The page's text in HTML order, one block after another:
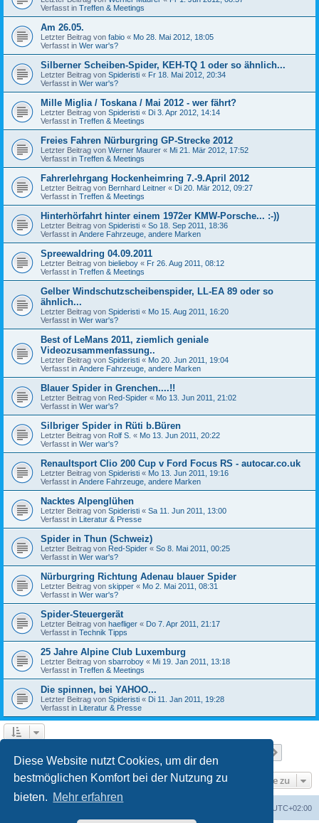
Diese Website nutzt Cookies, um dir den
bestmöglichen Komfort bei der Nutzung zu
bieten. Mehr erfahren
Verfasst in Treffen & Meetings
Am 26.05.
Letzter Beitrag von fabio « Mo 28. Mai 2012, 18:05
Verfasst in Wer war's?
Silberner Scheiben-Spider, KEH-TQ 1 oder so ähnlich...
Letzter Beitrag von Spideristi « Fr 18. Mai 2012, 20:34
Verfasst in Wer war's?
Mille Miglia / Toskana / Mai 2012 - wer fährt?
Letzter Beitrag von Spideristi « Di 3. Apr 2012, 14:14
Verfasst in Treffen & Meetings
Freies Fahren Nürburgring GP-Strecke 2012
Letzter Beitrag von Werner Maurer « Mi 21. Mär 2012, 17:52
Verfasst in Treffen & Meetings
Fahrerlehrgang Hockenheimring 7.-9.April 2012
Letzter Beitrag von Bernhard Leitner « Di 20. Mär 2012, 09:27
Verfasst in Treffen & Meetings
Hinterhörfahrt hinter einem 1972er KMW-Porsche... :-))
Letzter Beitrag von Spideristi « So 18. Sep 2011, 18:36
Verfasst in Andere Fahrzeuge, andere Marken
Spreewaldring 04.09.2011
Letzter Beitrag von bielieboy « Fr 26. Aug 2011, 08:12
Verfasst in Treffen & Meetings
Gelber Windschutzscheibenspider, LL-EA 89 oder so
ähnlich...
Letzter Beitrag von Spideristi « Mo 15. Aug 2011, 16:20
Verfasst in Wer war's?
Best of LeMans 2011, ziemlich geniale
Videozusammenfassung..
Letzter Beitrag von Spideristi « Mo 20. Jun 2011, 19:04
Verfasst in Andere Fahrzeuge, andere Marken
Blauer Spider in Grenchen....!!
Letzter Beitrag von Red-Spider « Mo 13. Jun 2011, 21:02
Verfasst in Wer war's?
Silbriger Spider in Rüti b.Büren
Letzter Beitrag von Rolf S. « Mo 13. Jun 2011, 20:22
Verfasst in Wer war's?
Renaultsport Clio 200 Cup v Ford Focus RS - autocar.co.uk
Letzter Beitrag von Spideristi « Mo 13. Jun 2011, 19:16
Verfasst in Andere Fahrzeuge, andere Marken
Nacktes Alpenglühen
Letzter Beitrag von Spideristi « Sa 11. Jun 2011, 13:00
Verfasst in Literatur & Presse
Spider in Thun (Schweiz)
Letzter Beitrag von Red-Spider « So 8. Mai 2011, 00:25
Verfasst in Wer war's?
Nürburgring Richtung Adenau blauer Spider
Letzter Beitrag von skipper « Mo 2. Mai 2011, 08:31
Verfasst in Wer war's?
Spider-Steuergerät
Letzter Beitrag von haefliger « Do 7. Apr 2011, 21:17
Verfasst in Technik Tipps
25 Jahre Alpine Club Luxemburg
Letzter Beitrag von sbarroboy « Mi 19. Jan 2011, 13:18
Verfasst in Treffen & Meetings
Die spinnen, bei YAHOO...
Letzter Beitrag von Spideristi « Di 11. Jan 2011, 19:28
Verfasst in Literatur & Presse
Gehe zu
UTC+02:00